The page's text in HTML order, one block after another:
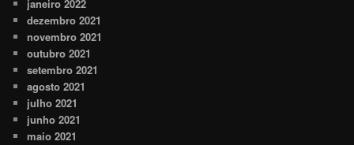
janeiro 2022
dezembro 2021
novembro 2021
outubro 2021
setembro 2021
agosto 2021
julho 2021
junho 2021
maio 2021